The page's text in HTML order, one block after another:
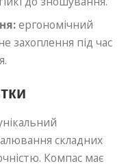
ергономічний
захоплення під час
складних
Компас має